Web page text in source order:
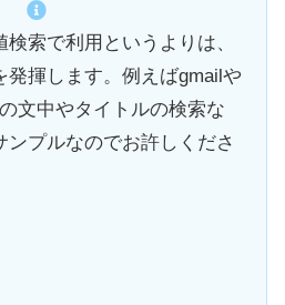
索で利用というよりは、
発揮します。例えばgmailや
文中やタイトルの検索な
ンプルなのでお許しくださ